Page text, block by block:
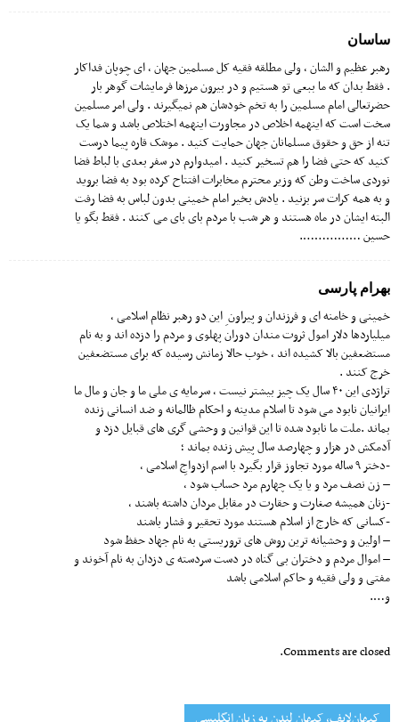
ساسان
رهبر عظیم و الشان ،‌ ولی مطلقه فقیه کل مسلمین جهان ، ای چوپان فداکار
. فقط بدان که ما ببعی تو هستیم و در بیرون مرزها فرمایشات گوهر بار
حضرتعالی امام مسلمین را به تخم خودشان هم نمیگیرند . ولی امر مسلمین
سخت است که اینهمه اخلاص در مجاورت اینهمه اختلاص باشد و شما یک
تنه از حق و حقوق مسلمانان جهان حمایت کنید . موشک قاره پیما درست
کنید که حتی فضا را هم تسخیر کنید . امیدوارم در سفر بعدی با لباط فضا
نوردی ساخت وطن که وزیر محترم مخابرات افتتاح کرده بود به فضا بروید
و به همه کرات سر بزنید . یادش بخیر امام خمینی بدون لباس به فضا رفت
البته ایشان در ماه هستند و هر شب با مردم بای بای می کنند . فقط بگو یا
حسین …………….
بهرام پارسی
خمینی و خامنه ای و فرزندان و پیراون ِ این دو رهبر نظام اسلامی ،
میلیاردها دلار امول ثروت مندان دوران پهلوی و مردم را دزده اند و به نام
مستضعفین بالا کشیده اند ، خوب حالا زمانش رسیده که برای مستضعفین
خرج کنند .
تراژدی این ۴۰ سال یک چیز بیشتر نیست ، سرمایه ی ملی ما و جان و مال ما
ایرانیان نابود می شود تا اسلام مدینه و احکام ظالمانه و ضد انسانی زنده
بماند .ملت ما نابود شده تا این قوانین و وحشی گری های قبایل دزد و
آدمکش در هزار و چهارصد سال پیش زنده بماند ؛
-دختر ۹ ساله مورد تجاوز قرار بگیرد با اسم ازدواجِ اسلامی ،
– زن نصف مرد و یا یک چهارم مرد حساب شود ،
-زنان همیشه صغارت و حقارت در مقابل مردان داشته باشند ،
-کسانی که خارج از اسلام هستند مورد تحقیر و فشار باشند
– اولین و وحشیانه ترین روش های تروریستی به نام جهاد حفظ شود
– اموال مردم و دختران بی گناه در دست سردسته ی دزدان به نام آخوند و
مفتی و ولی فقیه و حاکم اسلامی باشد
و….
Comments are closed.